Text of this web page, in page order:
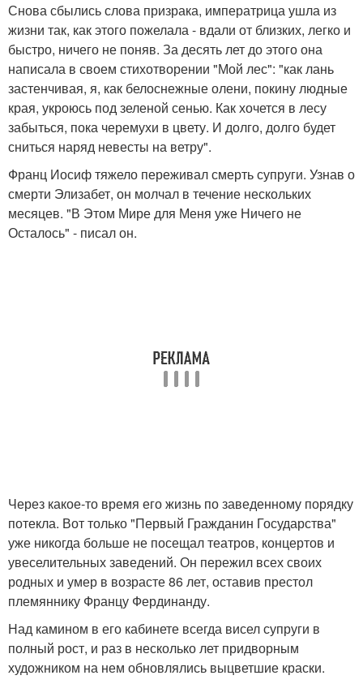
Снова сбылись слова призрака, императрица ушла из
жизни так, как этого пожелала - вдали от близких, легко и
быстро, ничего не поняв. За десять лет до этого она
написала в своем стихотворении "Мой лес": "как лань
застенчивая, я, как белоснежные олени, покину людные
края, укроюсь под зеленой сенью. Как хочется в лесу
забыться, пока черемухи в цвету. И долго, долго будет
сниться наряд невесты на ветру".
Франц Иосиф тяжело переживал смерть супруги. Узнав о
смерти Элизабет, он молчал в течение нескольких
месяцев. "В Этом Мире для Меня уже Ничего не
Осталось" - писал он.
Через какое-то время его жизнь по заведенному порядку
потекла. Вот только "Первый Гражданин Государства"
уже никогда больше не посещал театров, концертов и
увеселительных заведений. Он пережил всех своих
родных и умер в возрасте 86 лет, оставив престол
племяннику Францу Фердинанду.
Над камином в его кабинете всегда висел супруги в
полный рост, и раз в несколько лет придворным
художником на нем обновлялись выцветшие краски.